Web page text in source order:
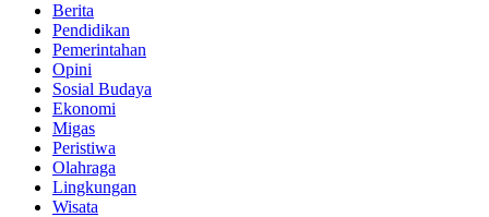
Berita
Pendidikan
Pemerintahan
Opini
Sosial Budaya
Ekonomi
Migas
Peristiwa
Olahraga
Lingkungan
Wisata